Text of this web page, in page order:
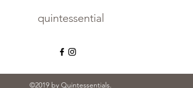
quintessential
©2019 by Quintessentials.